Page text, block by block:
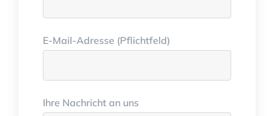
E-Mail-Adresse (Pflichtfeld)
Ihre Nachricht an uns